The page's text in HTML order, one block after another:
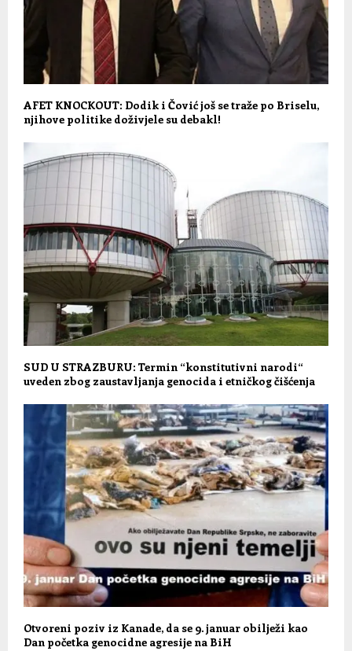
AFET KNOCKOUT: Dodik i Čović još se traže po Briselu,
njihove politike doživjele su debakl!
SUD U STRAZBURU: Termin “konstitutivni narodi“
uveden zbog zaustavljanja genocida i etničkog čišćenja
Otvoreni poziv iz Kanade, da se 9. januar obilježi kao
Dan početka genocidne agresije na BiH